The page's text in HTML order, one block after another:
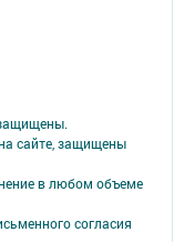
сайте, защищены
в любом объеме
согласия